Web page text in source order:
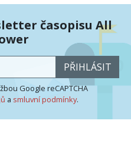
časopisu All
PŘIHLÁSIT
Google reCAPTCHA
a smluvní podmínky.